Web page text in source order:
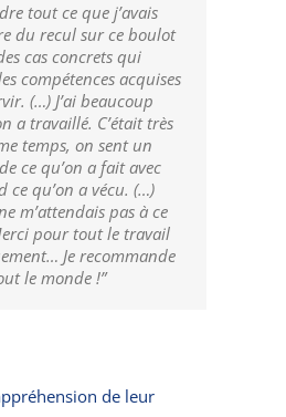
tout ce que j’avais
du recul sur ce boulot
cas concrets qui
compétences acquises
(…) J’ai beaucoup
a travaillé. C’était très
temps, on sent un
ce qu’on a fait avec
ce qu’on a vécu. (…)
m’attendais pas à ce
pour tout le travail
Je recommande
le monde !”
de leur